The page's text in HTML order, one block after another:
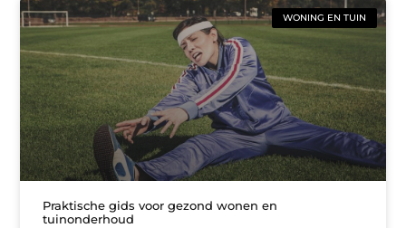
WONING EN TUIN
Praktische gids voor gezond wonen en
tuinonderhoud